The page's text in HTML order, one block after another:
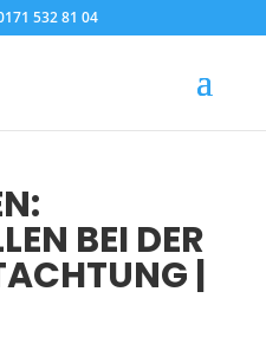
532 81 04
BEI DER
|